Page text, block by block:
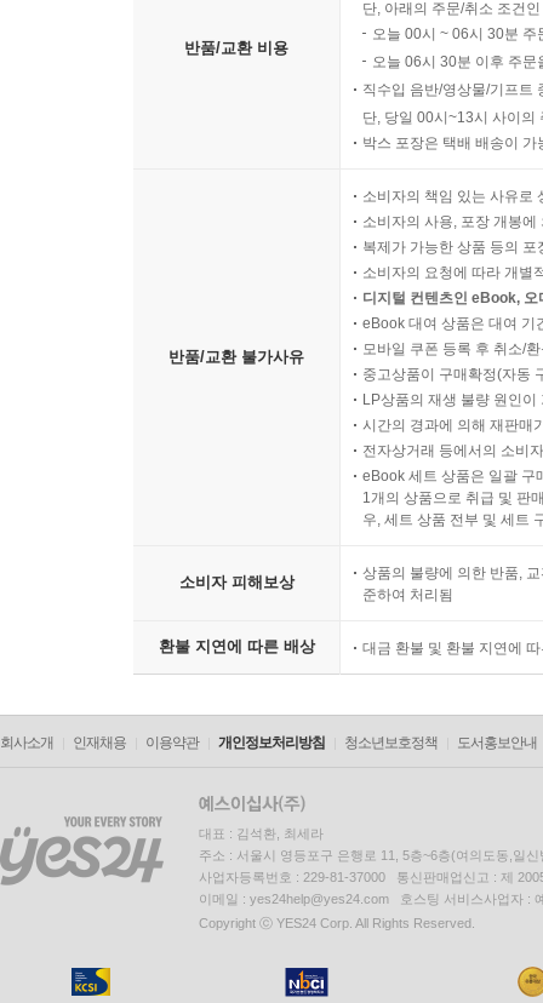
반품/교환 비용
단, 아래의 주문/취소 조건
오늘 00시 ~ 06시 30분
오늘 06시 30분 이후 주
직수입 음반/영상물/기프트
단, 당일 00시~13시 사이의
박스 포장은 택배 배송이
반품/교환 불가사유
소비자의 책임 있는 사유로
소비자의 사용, 포장 개봉
복제가 가능한 상품 등의
소비자의 요청에 따라 개별
디지털 컨텐츠인 eBook,
eBook 대여 상품은 대여 기
모바일 쿠폰 등록 후 취소/
중고상품이 구매확정(자동
LP상품의 재생 불량 원인
시간의 경과에 의해 재판매
전자상거래 등에서의 소비
eBook 세트 상품은 일괄 구
1개의 상품으로 취급 및 판
우, 세트 상품 전부 및 세트
소비자 피해보상
상품의 불량에 의한 반품,
준하여 처리됨
환불 지연에 따른 배상 대금 환불 및 환불 지연에
회사소개 인재채용 이용약관 개인정보처리방침 청소년보호정책 도서홍보안내
대표 : 김석환, 최세라
주소 : 서울시 영등포구 은행로 11, 5층~6층(여의도동,일신
사업자등록번호 : 229-81-37000 통신판매업신고 : 제
이메일 : yes24help@yes24.com 호스팅 서비스사업자 :
Copyright ⓒ YES24 Corp. All Rights Reserved.